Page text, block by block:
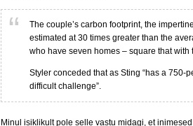
The couple’s carbon footprint, the
estimated at 30 times greater than the
who have seven homes – square that
Styler conceded that as Sting “has a 750-
difficult challenge”.
Minul isiklikult pole selle vastu midagi, et